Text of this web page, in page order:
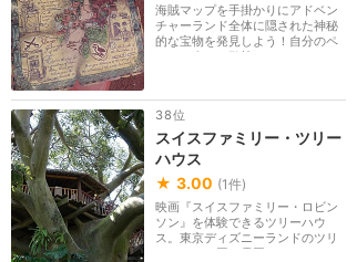
海賊マップを手掛かりにアドベン
チャーランド全体に隠された神秘
的な宝物を発見しよう！自分のペ
ースで進める散策...
38位
スイスファミリー・ツリー
ハウス
★ 3.00 (1件)
映画『スイスファミリー・ロビン
ソン』を体験できるツリーハウ
ス。東京ディズニーランドのツリ
ーハウスと同じ雰囲...